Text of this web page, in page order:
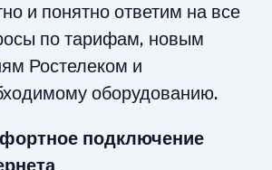
и понятно ответим на все
по тарифам, новым
Ростелеком и
оборудованию.
подключение